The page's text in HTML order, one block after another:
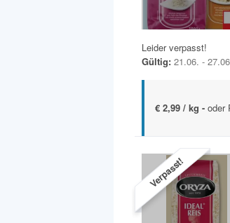
Leider verpasst!
Gültig: 21.06. -
€ 2,99 / kg - oder
Verpasst!